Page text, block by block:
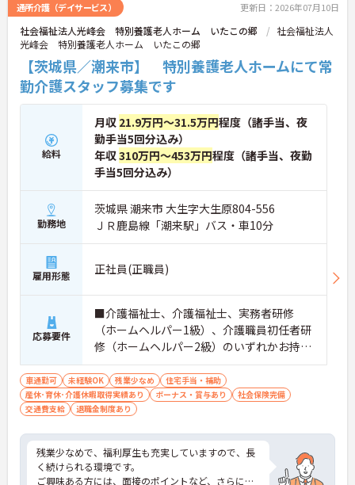
通所介護（デイサービス） 更新日：2026年07月10日
社会福祉法人光峰会 特別養護老人ホーム いたこの郷
社会福祉法人
光峰会 特別養護老人ホーム いたこの郷
【茨城県／潮来市】 特別養護老人ホームにて常
勤介護スタッフ募集です
給料
月収 21.9万円～31.5万円程度（諸手当、夜
勤手当5回分込み）
年収310万円～453万円程度（諸手当、夜勤
手当5回分込み）
勤務地
茨城県 潮来市 大生字大生原804-556
ＪＲ鹿島線「潮来駅」バス・車10分
雇用形態 正社員(正職員)
応募要件
■介護福祉士、介護福祉士、実務者研修
（ホームヘルパー1級）、介護職員初任者研
修（ホームヘルパー2級）のいずれかお持ち
の方 ※介護経験のある方は尚良し ※未経験
者応相談
車通勤可 未経験OK 残業少なめ
住宅手当・補助
産休･育休･介護休暇取得実績あり
ボーナス・賞与あり
社会保険完備
交通費支給
退職金制度あり
残業少なめで、福利厚生も充実していますので、長
く続けられる環境です。
ご興味ある方には、面接のポイントなど、さらに詳